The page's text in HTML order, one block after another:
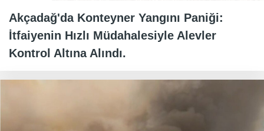
Akçadağ'da Konteyner Yangını Paniği:
İtfaiyenin Hızlı Müdahalesiyle Alevler
Kontrol Altına Alındı.